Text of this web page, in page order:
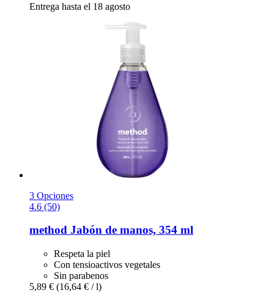
Entrega hasta el 18 agosto
3 Opciones
4.6 (50)
method Jabón de manos, 354 ml
Respeta la piel
Con tensioactivos vegetales
Sin parabenos
5,89 € (16,64 € / l)